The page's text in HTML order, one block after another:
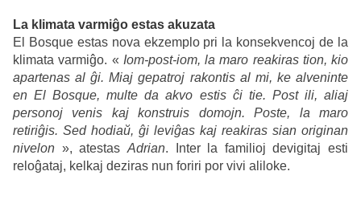
La klimata varmiĝo estas akuzata
El Bosque estas nova ekzemplo pri la konsekvencoj de la
klimata varmiĝo. « Iom-post-iom, la maro reakiras tion, kio
apartenas al ĝi. Miaj gepatroj rakontis al mi, ke alveninte
en El Bosque, multe da akvo estis ĉi tie. Post ili, aliaj
personoj venis kaj konstruis domojn. Poste, la maro
retiriĝis. Sed hodiaŭ, ĝi leviĝas kaj reakiras sian originan
nivelon », atestas Adrian. Inter la familioj devigitaj esti
reloĝataj, kelkaj deziras nun foriri por vivi aliloke.